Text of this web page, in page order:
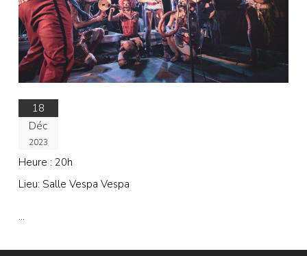
18
Déc
2023
Heure : 20h
Lieu: Salle Vespa Vespa
…